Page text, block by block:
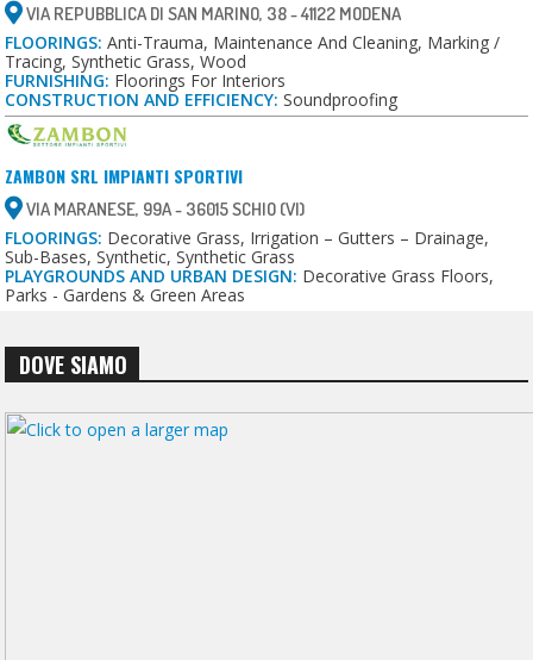
VIA REPUBBLICA DI SAN MARINO, 38 - 41122 MODENA
FLOORINGS: Anti-Trauma, Maintenance And Cleaning, Marking /
Tracing, Synthetic Grass, Wood
FURNISHING: Floorings For Interiors
CONSTRUCTION AND EFFICIENCY: Soundproofing
ZAMBON SRL IMPIANTI SPORTIVI
VIA MARANESE, 99A - 36015 SCHIO (VI)
FLOORINGS: Decorative Grass, Irrigation – Gutters – Drainage,
Sub-Bases, Synthetic, Synthetic Grass
PLAYGROUNDS AND URBAN DESIGN: Decorative Grass Floors,
Parks - Gardens & Green Areas
DOVE SIAMO